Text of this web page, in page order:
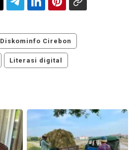
Diskominfo Cirebon
Literasi digital